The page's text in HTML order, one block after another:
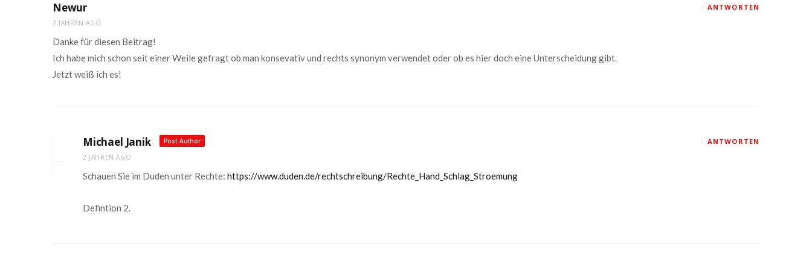
Newur
2 JAHREN AGO
ANTWORTEN
Danke für diesen Beitrag!
Ich habe mich schon seit einer Weile gefragt ob man konsevativ und rechts synonym verwendet oder ob es hier doch eine Unterscheidung gibt.
Jetzt weiß ich es!
Michael Janik
Post Author
2 JAHREN AGO
ANTWORTEN
Schauen Sie im Duden unter Rechte: https://www.duden.de/rechtschreibung/Rechte_Hand_Schlag_Stroemung
Defintion 2.